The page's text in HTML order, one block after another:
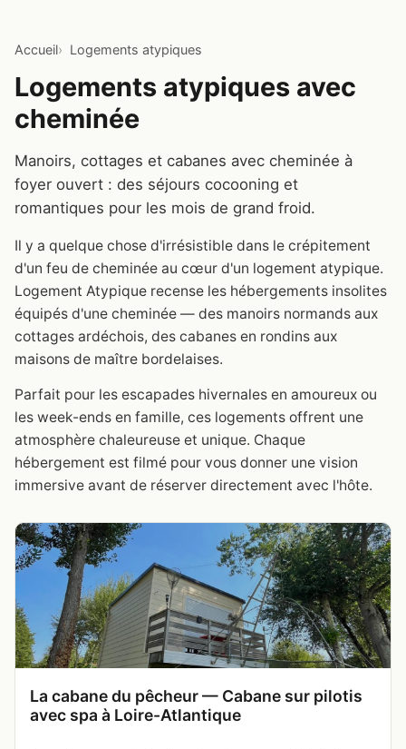
Accueil Logements atypiques
Logements atypiques avec
cheminée
Manoirs, cottages et cabanes avec cheminée à
foyer ouvert : des séjours cocooning et
romantiques pour les mois de grand froid.
Il y a quelque chose d'irrésistible dans le crépitement
d'un feu de cheminée au cœur d'un logement atypique.
Logement Atypique recense les hébergements insolites
équipés d'une cheminée — des manoirs normands aux
cottages ardéchois, des cabanes en rondins aux
maisons de maître bordelaises.
Parfait pour les escapades hivernales en amoureux ou
les week-ends en famille, ces logements offrent une
atmosphère chaleureuse et unique. Chaque
hébergement est filmé pour vous donner une vision
immersive avant de réserver directement avec l'hôte.
La cabane du pêcheur — Cabane sur pilotis
avec spa à Loire-Atlantique